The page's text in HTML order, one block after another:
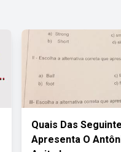
Quais Das
Apresenta O